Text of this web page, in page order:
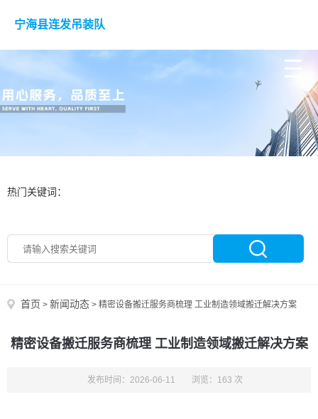
宁海县连发吊装队
热门关键词：
首页 > 新闻动态 > 精密设备搬迁服务商梳理 工业制造领域搬迁解决方案
精密设备搬迁服务商梳理 工业制造领域搬迁解决方案
发布时间：2026-06-11 浏览：163 次